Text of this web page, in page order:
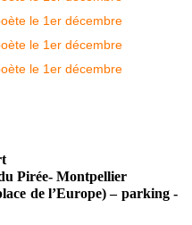
Pirée- Montpellier
de l’Europe) – parking -